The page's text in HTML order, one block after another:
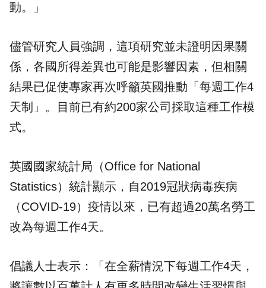
動。」
儘管研究人員強調，這項研究並未證明因果關
係，各國所得差異也可能是影響因素，但相關
結果已促使專家再次呼籲英國推動「每週工作4
天制」。目前已有約200家公司採取這種工作模
式。
英國國家統計局（Office for National
Statistics）統計顯示，自2019冠狀病毒疾病
（COVID-19）疫情以來，已有超過20萬名勞工
改為每週工作4天。
倡議人士表示：「在全薪情況下每週工作4天，